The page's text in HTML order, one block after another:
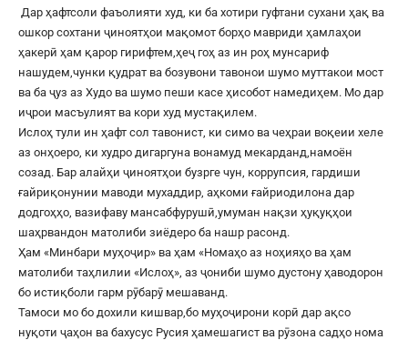
Дар ҳафтсоли фаъолияти худ, ки ба хотири гуфтани сухани ҳақ ва
ошкор сохтани ҷиноятҳои мақомот борҳо мавриди ҳамлаҳои
ҳакерӣ ҳам қарор гирифтем,ҳеҷ гоҳ аз ин роҳ мунсариф
нашудем,чунки қудрат ва бозувони тавонои шумо муттакои мост
ва ба ҷуз аз Худо ва шумо пеши касе ҳисобот намедиҳем. Мо дар
иҷрои масъулият ва кори худ мустақилем.
Ислоҳ тули ин ҳафт сол тавонист, ки симо ва чеҳраи воқеии хеле
аз онҳоеро, ки худро дигаргуна вонамуд мекарданд,намоён
созад. Бар алайҳи ҷиноятҳои бузрге чун, коррупсия, гардиши
ғайриқонунии маводи мухаддир, аҳкоми ғайриодилона дар
додгоҳҳо, вазифаву мансабфурушӣ,умуман нақзи ҳуқуқҳои
шаҳрвандон матолиби зиёдеро ба нашр расонд.
Ҳам «Минбари муҳоҷир» ва ҳам «Номаҳо аз ноҳияҳо ва ҳам
матолиби таҳлилии «Ислоҳ», аз ҷониби шумо дустону ҳаводорон
бо истиқболи гарм рӯбарӯ мешаванд.
Тамоси мо бо дохили кишвар,бо муҳоҷирони корӣ дар ақсо
нуқоти ҷаҳон ва бахусус Русия ҳамешагист ва рӯзона садҳо нома